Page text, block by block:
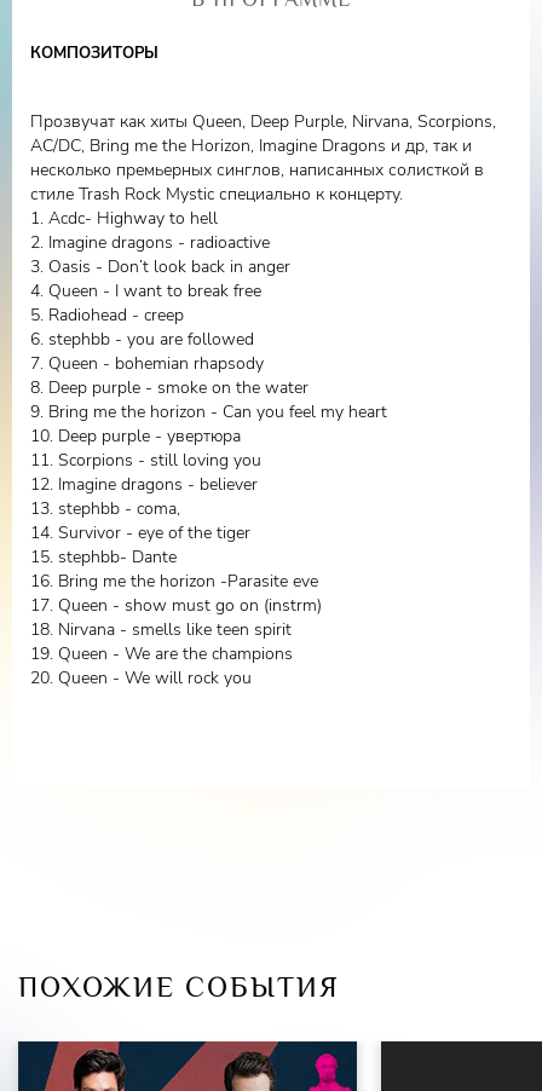
рок-групп.
прозвучат в данной программе и авторский CD на
английском языке, для steph bb этот язык уже родной.
Несмотря на свой юный возраст, много гастролирует по
странам Европы, Америки, Азии. Продолжает
совершенствовать своё дарование у известных рок-
мастеров России и Америки Дианы Ашраповой, Vera Fox,
Seth Riggs и др. Проходила мастер класс по экстрим
вокалу у Melissa Cross и Chris Liepe. Участник waveforum
2018, где артистка, лидер по своей натуре, быстро
собрала вокруг себя единомышленников и организовала
Jam session.
steph bb инициатор создания проектов “SymphoRock”
(07.08.2021) и “Christmas SymphoRock”(24.12.2021)
больших симфонических проектов, так как любит и
разбирается в разнообразнейших стилях музыки в том
числе и академической музыке, артистка из династии
классических музыкантов.
Instagram - @steephbb
VK - @stephabb
Vk сообщества -steph bb
YouTube -steph bb
Гитарист - виртуоз, Композитор.
Артист компаний : AMT Electronics, Fokin Picups, Inspector
КОМПОЗИТОРЫ
Прозвучат как хиты Queen, Deep Purple, Nirvana, Scorpions,
AC/DC, Bring me the Horizon, Imagine Dragons и др, так и
несколько премьерных синглов, написанных солисткой в
стиле Trash Rock Mystic специально к концерту.
1. Acdc- Highway to hell
2. Imagine dragons - radioactive
3. Oasis - Don’t look back in anger
4. Queen - I want to break free
5. Radiohead - creep
6. stephbb - you are followed
7. Queen - bohemian rhapsody
8. Deep purple - smoke on the water
9. Bring me the horizon - Can you feel my heart
10. Deep purple - увертюра
11. Scorpions - still loving you
12. Imagine dragons - believer
13. stephbb - coma,
14. Survivor - eye of the tiger
15. stephbb- Dante
16. Bring me the horizon -Parasite eve
17. Queen - show must go on (instrm)
18. Nirvana - smells like teen spirit
19. Queen - We are the champions
20. Queen - We will rock you
ПОХОЖИЕ СОБЫТИЯ